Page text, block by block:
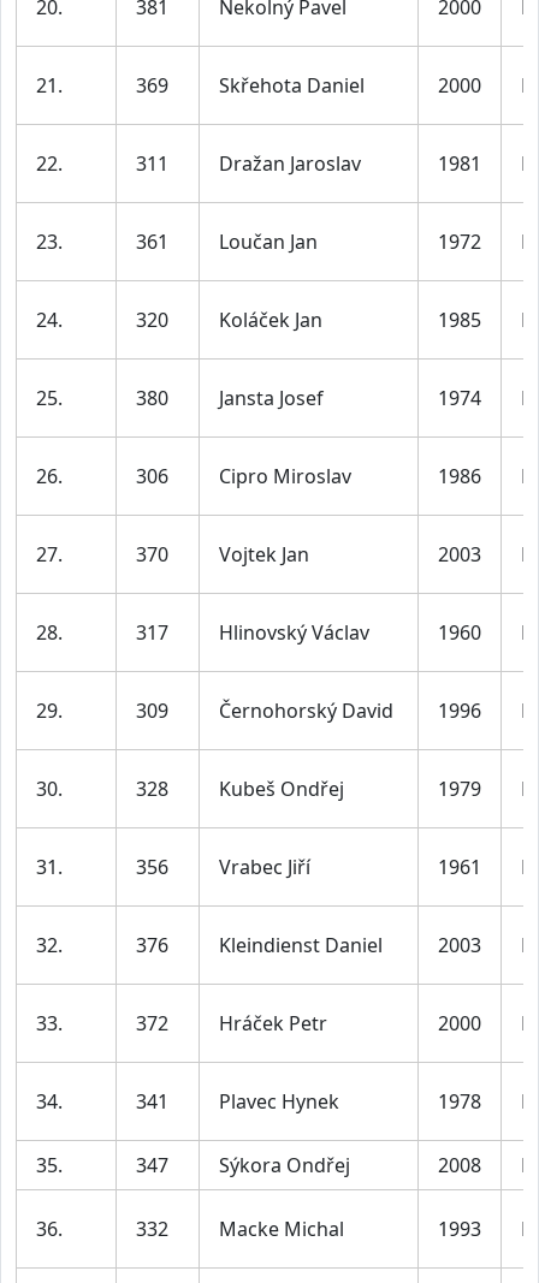
20. 381 Nekolný Pavel 2000
21. 369 Skřehota Daniel 2000 M
22. 311 Dražan Jaroslav 1981 M
23. 361 Loučan Jan 1972 M
24. 320 Koláček Jan 1985 M
25. 380 Jansta Josef 1974 M
26. 306 Cipro Miroslav 1986 M
27. 370 Vojtek Jan 2003 M
28. 317 Hlinovský Václav 1960 M
29. 309 Černohorský David 1996 M
30. 328 Kubeš Ondřej 1979 M
31. 356 Vrabec Jiří 1961 M
32. 376 Kleindienst Daniel 2003 M
33. 372 Hráček Petr 2000 M
34. 341 Plavec Hynek 1978 M
35. 347 Sýkora Ondřej 2008 M
36. 332 Macke Michal 1993 M